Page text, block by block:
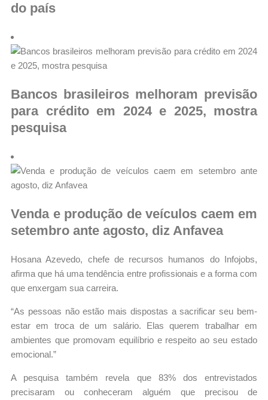
do país
Bancos brasileiros melhoram previsão
para crédito em 2024 e 2025, mostra
pesquisa
Venda e produção de veículos caem em
setembro ante agosto, diz Anfavea
Hosana Azevedo, chefe de recursos humanos do Infojobs,
afirma que há uma tendência entre profissionais e a forma com
que enxergam sua carreira.
“As pessoas não estão mais dispostas a sacrificar seu bem-
estar em troca de um salário. Elas querem trabalhar em
ambientes que promovam equilíbrio e respeito ao seu estado
emocional.”
A pesquisa também revela que 83% dos entrevistados
precisaram ou conheceram alguém que precisou de